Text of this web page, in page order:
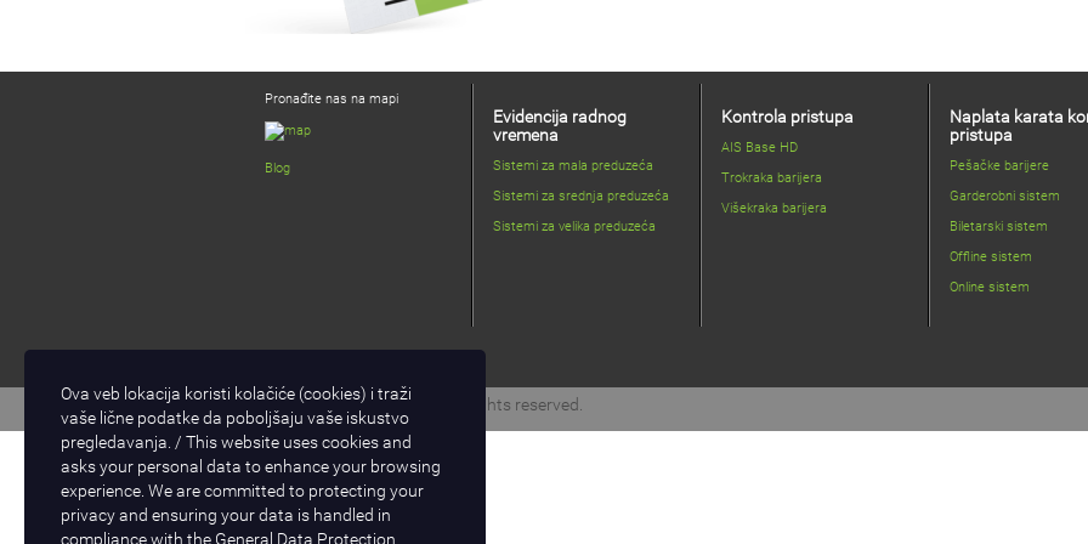
Pronađite nas na mapi
Blog
Evidencija radnog
vremena
Sistemi za mala preduzeća
Sistemi za srednja preduzeća
Sistemi za velika preduzeća
Kontrola pristupa
AIS Base HD
Trokraka barijera
Višekraka barijera
Naplata karata
pristupa
Pešačke barijere
Garderobni sistem
Biletarski sistem
Offline sistem
Online sistem
Copyright © 2017 D-Logic. All rights reserved.
Ova veb lokacija koristi kolačiće (cookies) i traži
vaše lične podatke da poboljšaju vaše iskustvo
pregledavanja. / This website uses cookies and
asks your personal data to enhance your browsing
experience. We are committed to protecting your
privacy and ensuring your data is handled in
compliance with the General Data Protection